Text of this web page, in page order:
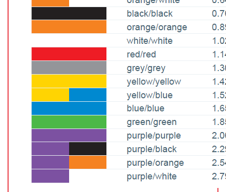
PŘÍSLUŠENSTVÍ PRO MS
KALIBRACE
TERS